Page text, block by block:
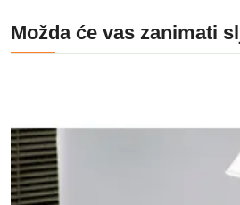
Možda će vas zanimati